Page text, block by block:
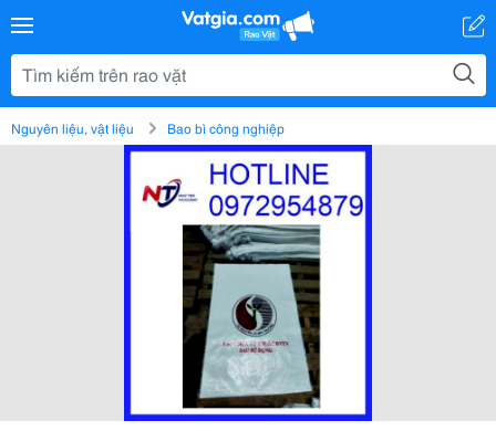
Nguyên liệu, vật liệu Bao bì công nghiệp